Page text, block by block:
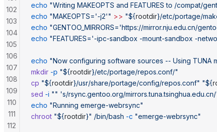
echo "Writing MAKEOPTS and FEATURES to /compat/
echo "MAKEOPTS='-j2'" >> "${rootdir}/etc/portage/
echo "GENTOO_MIRRORS='https://mirror.nju.edu.cn/
echo "FEATURES='-ipc-sandbox -mount-sandbox -
echo "Now configuring software sources -- Using TUNA
mkdir -p "${rootdir}/etc/portage/repos.conf/"
cp "${rootdir}/usr/share/portage/config/repos.conf" "${
sed -i "" 's/rsync.gentoo.org/
echo "Running emerge-webrsync"
chroot "${rootdir}" /bin/bash -c "emerge-webrsync"
102
103
104
105
106
107
108
109
110
111
112